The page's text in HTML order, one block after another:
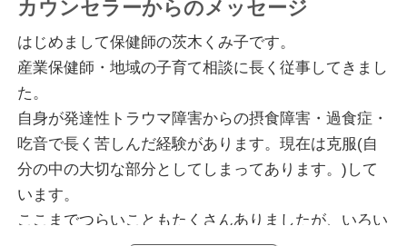
カウンセラーからのメッセージ
はじめまして保健師の茨木くみ子です。
産業保健師・地域の子育て相談に長く従事してきまし
た。
自身が発達性トラウマ障害からの摂食障害・過食症・
吃音で長く苦しんだ経験があります。現在は克服(自
分の中の大切な部分としてしまってあります。)して
います。
ここまでつらいこともたくさんありましたが、いろい